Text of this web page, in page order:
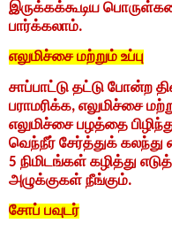
இருக்கக்கூடிய
பார்க்கலாம்.
எலுமிச்சை மற்றும் உப்பு
சாப்பாட்டு தட்டு போன்ற
பராமரிக்க, எலுமிச்சை
எலுமிச்சை பழத்தை
வெந்நீர் சேர்த்துக்
5 நிமிடங்கள் கழித்து
அழுக்குகள் நீங்கும்.
சோப் பவுடர்